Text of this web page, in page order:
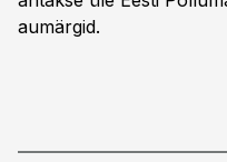
aumärgid.